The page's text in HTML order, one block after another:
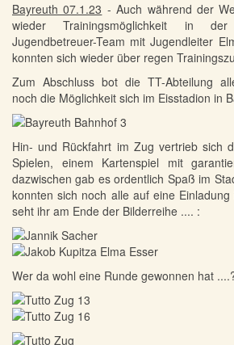
Bayreuth 07.1.23 - Auch während der
wieder Trainingsmöglichkeit in
Jugendbetreuer-Team mit Jugendleiter
konnten sich wieder über regen
Zum Abschluss bot die TT-Abteilung
noch die Möglichkeit sich im Eisstadion in
Hin- und Rückfahrt im Zug vertrieb sich
Spielen, einem Kartenspiel mit
dazwischen gab es ordentlich Spaß im
konnten sich noch alle auf eine
seht ihr am Ende der Bilderreihe .... :
Wer da wohl eine Runde gewonnen hat